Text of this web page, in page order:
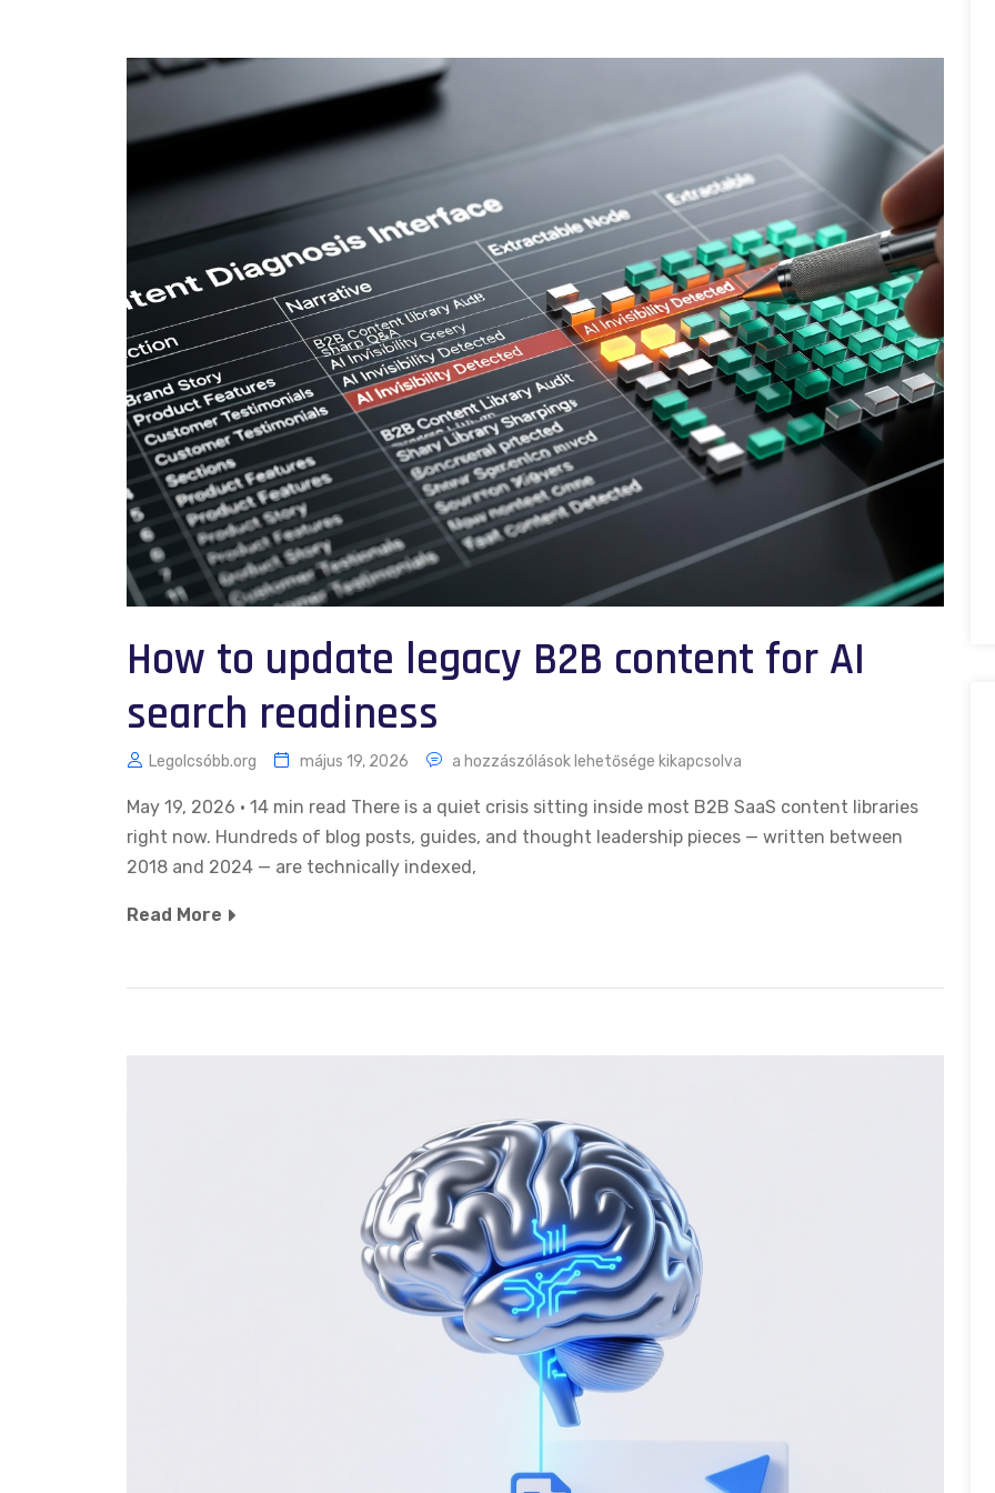
How to update legacy B2B content for AI
search readiness
Legolcsóbb.org május 19, 2026 a hozzászólások lehetősége kikapcsolva
May 19, 2026 · 14 min read There is a quiet crisis sitting inside most B2B SaaS content libraries
right now. Hundreds of blog posts, guides, and thought leadership pieces — written between
2018 and 2024 — are technically indexed,
Read More